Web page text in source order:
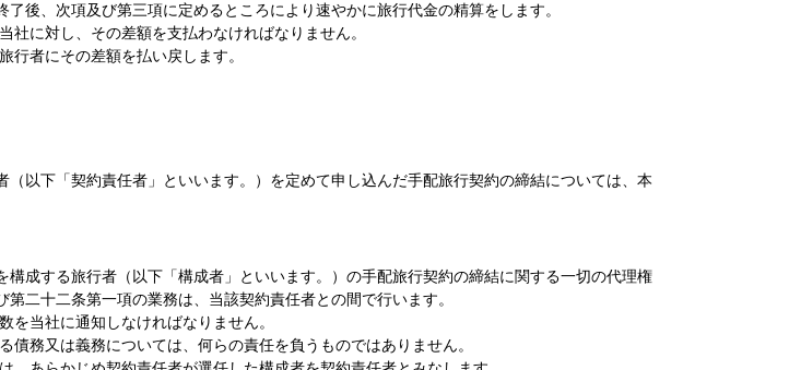
後、次項及び第三項に定めるところにより速やかに旅行代金の精算をします。
に対し、その差額を支払わなければなりません。
行者にその差額を払い戻します。
以下「契約責任者」といいます。）を定めて申し込んだ手配旅行契約の締結については、本
成する旅行者（以下「構成者」といいます。）の手配旅行契約の締結に関する一切の代理権
二十二条第一項の業務は、当該契約責任者との間で行います。
を当社に通知しなければなりません。
務又は義務については、何らの責任を負うものではありません。